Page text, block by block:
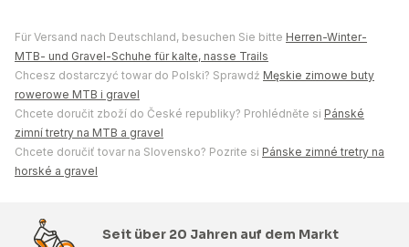
Für Versand nach Deutschland, besuchen Sie bitte Herren-Winter-
MTB- und Gravel-Schuhe für kalte, nasse Trails
Chcesz dostarczyć towar do Polski? Sprawdź Męskie zimowe buty
rowerowe MTB i gravel
Chcete doručit zboží do České republiky? Prohlédněte si Pánské
zimní tretry na MTB a gravel
Chcete doručiť tovar na Slovensko? Pozrite si Pánske zimné tretry na
horské a gravel
Seit über 20 Jahren auf dem Markt